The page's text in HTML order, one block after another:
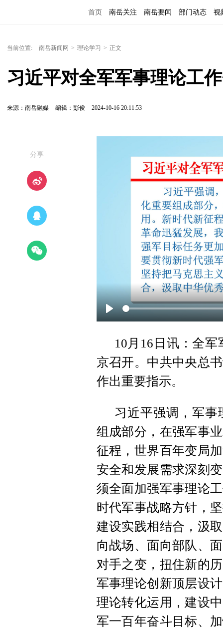
首页 南岳关注 南岳要闻 部门动态 视
当前位置: 南岳新闻网 > 理论学习 > 正文
习近平对全军军事理论工
来源：南岳融媒 编辑：彭俊 2024-10-16 20:11:53
—分享—
Play
10月16日讯：全
京召开。中共中央总
作出重要指示。
习近平强调，军
组成部分，在强军事
征程，世界百年变局
安全和发展需求深刻
须全面加强军事理论
时代军事战略方针，
建设实践相结合，汲
向战场、面向部队、
对手之变，扭住新的
军事理论创新顶层设
理论转化运用，建设
军一百年奋斗目标、